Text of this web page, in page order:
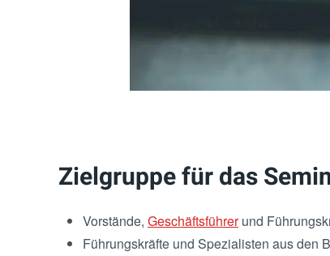
Zielgruppe für das
Vorstände, Geschäftsführerund
Führungskräfte und Spezialisten aus den